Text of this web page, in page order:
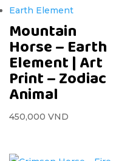
Mountain
Horse – Earth
Element | Art
Print – Zodiac
Animal
450,000 VND